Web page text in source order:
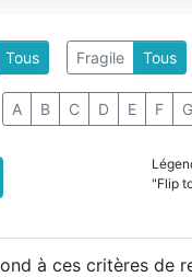
Tous Fragile Tous
A B C D E F G
"Flip
à ces critères de